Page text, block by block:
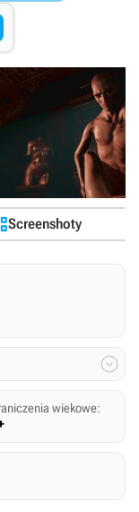
Screenshoty

wiekowe: